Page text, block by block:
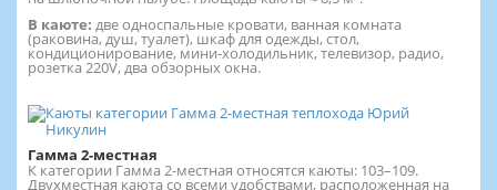
В каюте: две односпальные кровати, ванная комната
(раковина, душ, туалет), шкаф для одежды, стол,
кондиционирование, мини-холодильник, телевизор, радио,
розетка 220V, два обзорных окна.
Гамма 2-местная
К категории Гамма 2-местная относятся каюты: 103–109.
Двухместная каюта со всеми удобствами, расположенная на